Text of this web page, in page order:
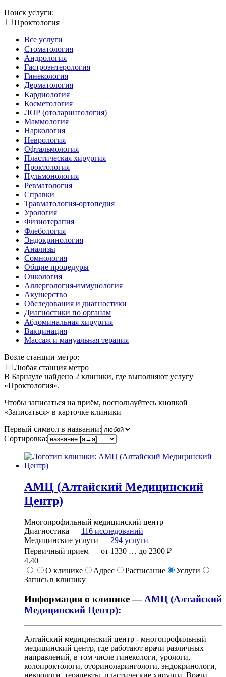
Поиск услуги:
Проктология
Все услуги
Стоматология
Андрология
Гастроэнтерология
Гинекология
Дерматология
Кардиология
Косметология
ЛОР (отоларингология)
Маммология
Наркология
Неврология
Офтальмология
Пластическая хирургия
Проктология
Пульмонология
Ревматология
Справки
Травматология-ортопедия
Урология
Физиотерапия
Флебология
Эндокринология
Анализы
Сомнология
Общие процедуры
Онкология
Аллергология-иммунология
Акушерство
Обследования и диагностики
Диагностики по органам
Абдоминальная хирургия
Вакцинация
Массаж и мануальная терапия
Возле станции метро:
Любая станция метро
В Барнауле найдено 2 клиники, где выполняют услугу
«Проктология».
Чтобы записаться на приём, воспользуйтесь кнопкой
«Записаться» в карточке клиники
Первый символ в названии:
Сортировка:
АМЦ (Алтайский Медицинский
Центр)
Многопрофильный медицинский центр
Диагностика — 116 исследований
Медицинские услуги — 294 услуги
Первичный прием — от 1330 … до 2300 ₽
4.40
О клинике
Адрес Расписание
Услуги
Запись в клинику
Информация о клинике —АМЦ (Алтайский
Медицинский Центр):
Алтайский медицинский центр - многопрофильный
медицинский центр, где работают врачи различных
направлений, в том числе гинекологи, урологи,
колопроктологи, оториноларингологи, эндокринологи,